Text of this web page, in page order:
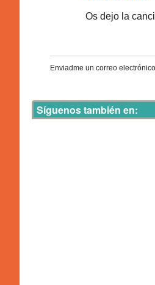
Os dejo la
Enviadme un correo
Síguenos también en: